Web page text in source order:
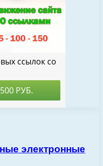
электронные